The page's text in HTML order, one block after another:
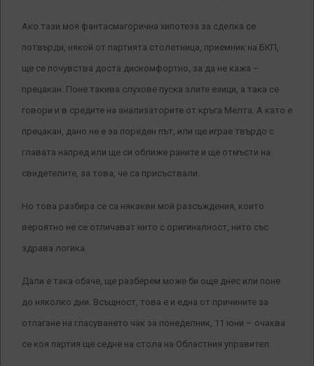
Ако тази моя фантасмагорична хипотеза за сделка се
потвърди, някой от партията столетница, приемник на БКП,
ще се почувства доста дискомфортно, за да не кажа –
прецакан. Поне такива слухове пуска злите езици, а така се
говори и в средите на анализаторите от кръга Мелта. А като е
прецакан, дано не е за пореден път, или ще играе твърдо с
главата напред или ще си оближе раните и ще отмъсти на
свидетелите, за това, че са присъствали.
Но това разбира се са някакви мой разсъждения, които
вероятно не се отличават нито с оригиналност, нито със
здрава логика.
Дали е така обаче, ще разберем може би още днес или поне
до няколко дни. Всъщност, това е и една от причините за
отлагане на гласуването чак за понеделник, 11 юни – очаква
се коя партия ще седне на стола на Областния управител.